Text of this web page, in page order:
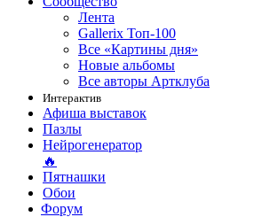
Лента
Gallerix Топ-100
Все «Картины дня»
Новые альбомы
Все авторы Артклуба
Интерактив
Афиша выставок
Пазлы
Нейрогенератор
🔥
Пятнашки
Обои
Форум